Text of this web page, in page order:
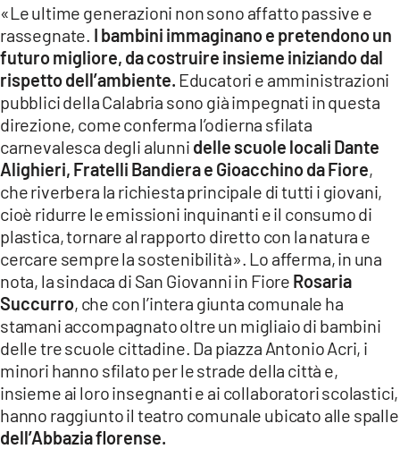
LACONAIR.IT
LACITYMAG.IT
ILREGGINO.IT
COSENZACHANNEL.IT
ILVIBONESE.IT
CATANZAROCHANNEL.IT
LACAPITALENEWS.IT
App
ANDROID
APPLE
«Le ultime generazioni non sono affatto passive e
rassegnate. I bambini immaginano e pretendono un
futuro migliore, da costruire insieme iniziando dal
rispetto dell’ambiente. Educatori e amministrazioni
pubblici della Calabria sono già impegnati in questa
direzione, come conferma l’odierna sfilata
carnevalesca degli alunni delle scuole locali Dante
Alighieri, Fratelli Bandiera e Gioacchino da Fiore,
che riverbera la richiesta principale di tutti i giovani,
cioè ridurre le emissioni inquinanti e il consumo di
plastica, tornare al rapporto diretto con la natura e
cercare sempre la sostenibilità». Lo afferma, in una
nota, la sindaca di San Giovanni in Fiore Rosaria
Succurro, che con l’intera giunta comunale ha
stamani accompagnato oltre un migliaio di bambini
delle tre scuole cittadine. Da piazza Antonio Acri, i
minori hanno sfilato per le strade della città e,
insieme ai loro insegnanti e ai collaboratori scolastici,
hanno raggiunto il teatro comunale ubicato alle spalle
dell’Abbazia florense.